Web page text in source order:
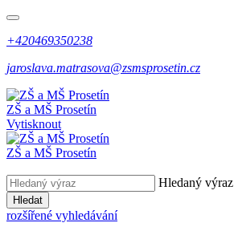
+420469350238
jaroslava.matrasova@zsmsprosetin.cz
ZŠ a MŠ Prosetín
Vytisknout
ZŠ a MŠ Prosetín
Hledaný výraz
Hledat
rozšířené vyhledávání